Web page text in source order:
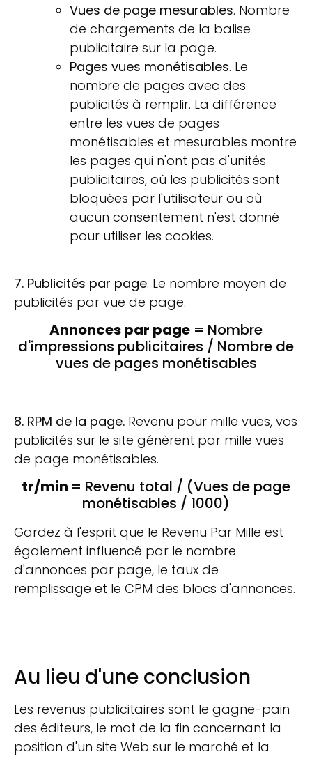
Vues de page mesurables. Nombre
de chargements de la balise
publicitaire sur la page.
Pages vues monétisables. Le
nombre de pages avec des
publicités à remplir. La différence
entre les vues de pages
monétisables et mesurables montre
les pages qui n'ont pas d'unités
publicitaires, où les publicités sont
bloquées par l'utilisateur ou où
aucun consentement n'est donné
pour utiliser les cookies.
7. Publicités par page. Le nombre moyen de
publicités par vue de page.
Annonces par page = Nombre
d'impressions publicitaires / Nombre de
vues de pages monétisables
8. RPM de la page. Revenu pour mille vues, vos
publicités sur le site génèrent par mille vues
de page monétisables.
tr/min = Revenu total / (Vues de page
monétisables / 1000)
Gardez à l'esprit que le Revenu Par Mille est
également influencé par le nombre
d'annonces par page, le taux de
remplissage et le CPM des blocs d'annonces.
Au lieu d'une conclusion
Les revenus publicitaires sont le gagne-pain
des éditeurs, le mot de la fin concernant la
position d'un site Web sur le marché et la